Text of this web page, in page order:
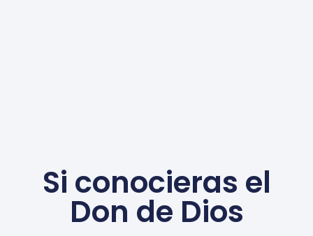
Si conocieras el
Don de Dios